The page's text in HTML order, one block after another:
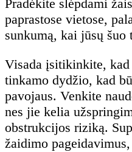
Pradėkite slėpdami
paprastose vietose,
sunkumą, kai jūsų šuo
Visada įsitikinkite,
tinkamo dydžio, kad
pavojaus. Venkite
nes jie kelia
obstrukcijos riziką.
žaidimo